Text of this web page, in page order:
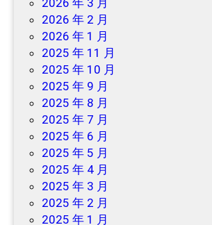
2026 年 2 月
2026 年 1 月
2025 年 11 月
2025 年 10 月
2025 年 9 月
2025 年 8 月
2025 年 7 月
2025 年 6 月
2025 年 5 月
2025 年 4 月
2025 年 3 月
2025 年 2 月
2025 年 1 月